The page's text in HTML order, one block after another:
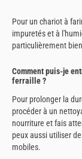
Pour un chariot à
impuretés et à
particulièrement
Comment puis-je
ferraille ?
Pour prolonger la
procéder à un
nourriture et fais
peux aussi utiliser
mobiles.